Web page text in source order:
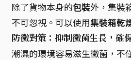
除了貨物本身的包裝外，集裝
不可忽視。可以使用集裝箱乾
防黴對策：抑制黴菌生長，確
潮濕的環境容易滋生黴菌，不